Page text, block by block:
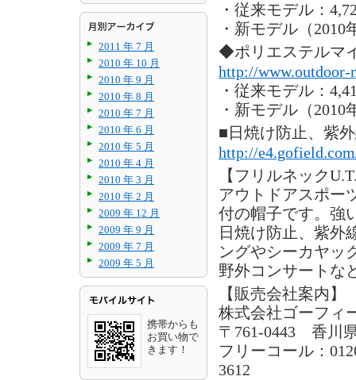
2011 年 7 月
2010 年 10 月
2010 年 9 月
2010 年 8 月
2010 年 7 月
2010 年 6 月
2010 年 5 月
2010 年 4 月
2010 年 3 月
2010 年 2 月
2009 年 12 月
2009 年 9 月
2009 年 7 月
2009 年 5 月
携帯からも
お買い物で
きます！
・従来モデル：
・新モデル（2010
◆ポリエステルマ
http://www.outdoor-
・従来モデル：
・新モデル（2010
■日焼け防止、紫
http://
【フリルネック
アウトドアスポー
付の帽子です。強
日焼け防止、紫外
ングやシーカヤッ
野外コンサートな
【販売会社案内】
株式会社ゴーフィ
〒761-0443 香川
フリーコール：
3612